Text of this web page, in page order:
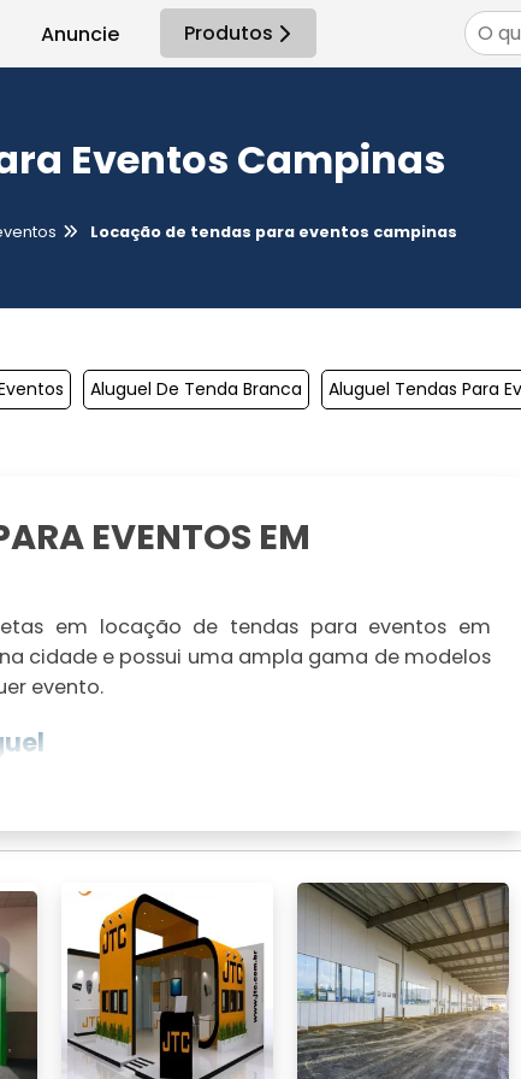
Anuncie Produtos
Eventos Campinas
Locação de tendas para eventos campinas
Aluguel De Tenda Branca Aluguel Tendas Para
EVENTOS EM
em locação de tendas para eventos em
cidade e possui uma ampla gama de modelos
evento.
tendas chapéu de bruxa e estruturas originais
evento.
se adequarem a eventos de diferentes
feiras.
TENDAS?